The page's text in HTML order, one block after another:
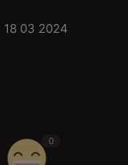
18 03 2024
0